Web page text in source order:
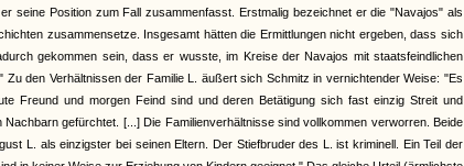
seine Position zum Fall zusammenfasst. Erstmalig bezeichnet er die "Navajos" als
zusammensetze. Insgesamt hätten die Ermittlungen nicht ergeben, dass sich
gekommen sein, dass er wusste, im Kreise der Navajos mit staatsfeindlichen
den Verhältnissen der Familie L. äußert sich Schmitz in vernichtender Weise: "Es
Freund und morgen Feind sind und deren Betätigung sich fast einzig Streit und
gefürchtet. [...] Die Familienverhältnisse sind vollkommen verworren. Beide
L. als einzigster bei seinen Eltern. Der Stiefbruder des L. ist kriminell. Ein Teil der